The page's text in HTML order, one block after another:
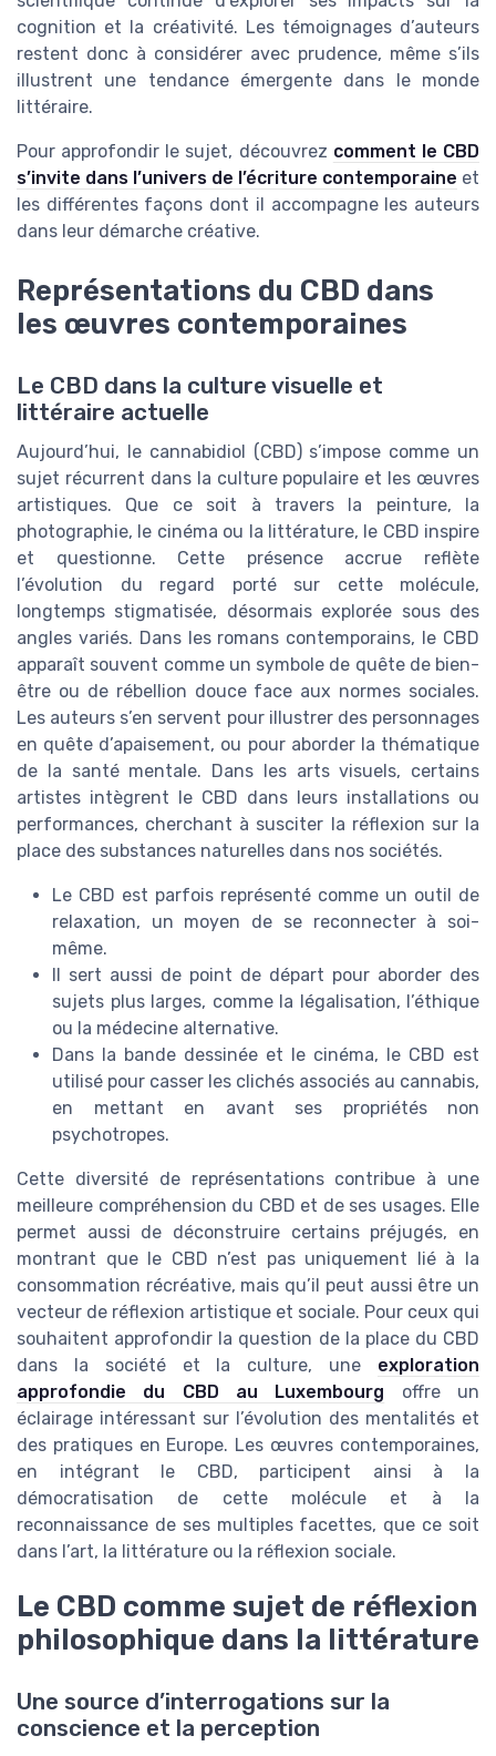
cognition et la créativité. Les témoignages d’auteurs
restent donc à considérer avec prudence, même s’ils
illustrent une tendance émergente dans le monde
littéraire.
Pour approfondir le sujet, découvrez comment le CBD
s’invite dans l’univers de l’écriture contemporaine et
les différentes façons dont il accompagne les auteurs
dans leur démarche créative.
Représentations du CBD dans
les œuvres contemporaines
Le CBD dans la culture visuelle et
littéraire actuelle
Aujourd’hui, le cannabidiol (CBD) s’impose comme un
sujet récurrent dans la culture populaire et les œuvres
artistiques. Que ce soit à travers la peinture, la
photographie, le cinéma ou la littérature, le CBD inspire
et questionne. Cette présence accrue reflète
l’évolution du regard porté sur cette molécule,
longtemps stigmatisée, désormais explorée sous des
angles variés. Dans les romans contemporains, le CBD
apparaît souvent comme un symbole de quête de bien-
être ou de rébellion douce face aux normes sociales.
Les auteurs s’en servent pour illustrer des personnages
en quête d’apaisement, ou pour aborder la thématique
de la santé mentale. Dans les arts visuels, certains
artistes intègrent le CBD dans leurs installations ou
performances, cherchant à susciter la réflexion sur la
place des substances naturelles dans nos sociétés.
Le CBD est parfois représenté comme un outil de
relaxation, un moyen de se reconnecter à soi-
même.
Il sert aussi de point de départ pour aborder des
sujets plus larges, comme la légalisation, l’éthique
ou la médecine alternative.
Dans la bande dessinée et le cinéma, le CBD est
utilisé pour casser les clichés associés au cannabis,
en mettant en avant ses propriétés non
psychotropes.
Cette diversité de représentations contribue à une
meilleure compréhension du CBD et de ses usages. Elle
permet aussi de déconstruire certains préjugés, en
montrant que le CBD n’est pas uniquement lié à la
consommation récréative, mais qu’il peut aussi être un
vecteur de réflexion artistique et sociale. Pour ceux qui
souhaitent approfondir la question de la place du CBD
dans la société et la culture, une exploration
approfondie du CBD au Luxembourg offre un
éclairage intéressant sur l’évolution des mentalités et
des pratiques en Europe. Les œuvres contemporaines,
en intégrant le CBD, participent ainsi à la
démocratisation de cette molécule et à la
reconnaissance de ses multiples facettes, que ce soit
dans l’art, la littérature ou la réflexion sociale.
Le CBD comme sujet de réflexion
philosophique dans la littérature
Une source d’interrogations sur la
conscience et la perception